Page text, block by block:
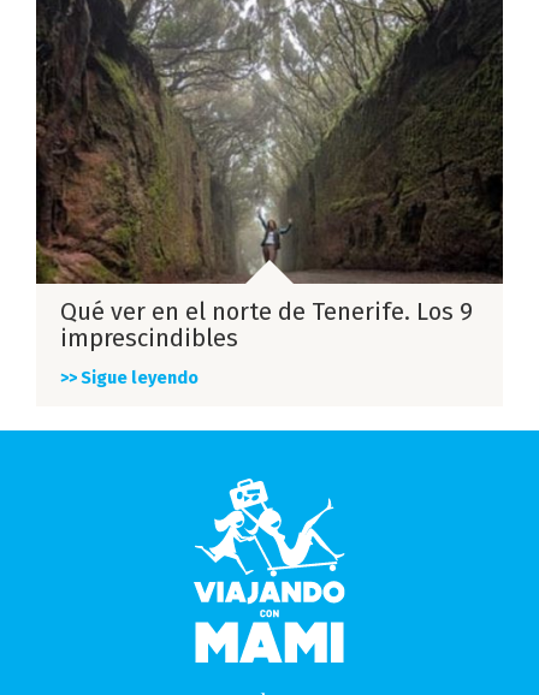
Qué ver en el norte de Tenerife. Los 9
imprescindibles
>> Sigue leyendo